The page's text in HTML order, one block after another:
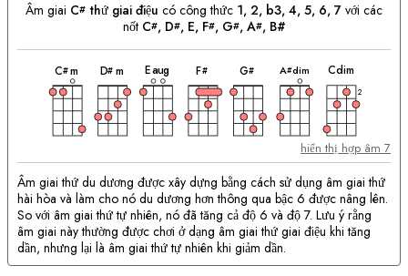
Âm giai C# thứ giai điệu có công thức 1, 2, b3, 4, 5, 6, 7với các
nốt C#, D#, E, F#, G#, A#, B#
C#m
hợp
D# m
hợp
Eaug
hợp
F#
hợp
G#
hợp
A#dim
hợp
Cdim
hợp
2
hiển thị hợp âm 7
Âm giai thứ du dương được xây dựng bằng cách sử dụng âm giai thứ
hài hòa và làm cho nó du dương hơn thông qua bậc 6 được nâng lên.
So với âm giai thứ tự nhiên, nó đã tăng cả độ 6 và độ 7. Lưu ý rằng
âm giai này thường được chơi ở dạng âm giai thứ giai điệu khi tăng
dần, nhưng lại là âm giai thứ tự nhiên khi giảm dần.